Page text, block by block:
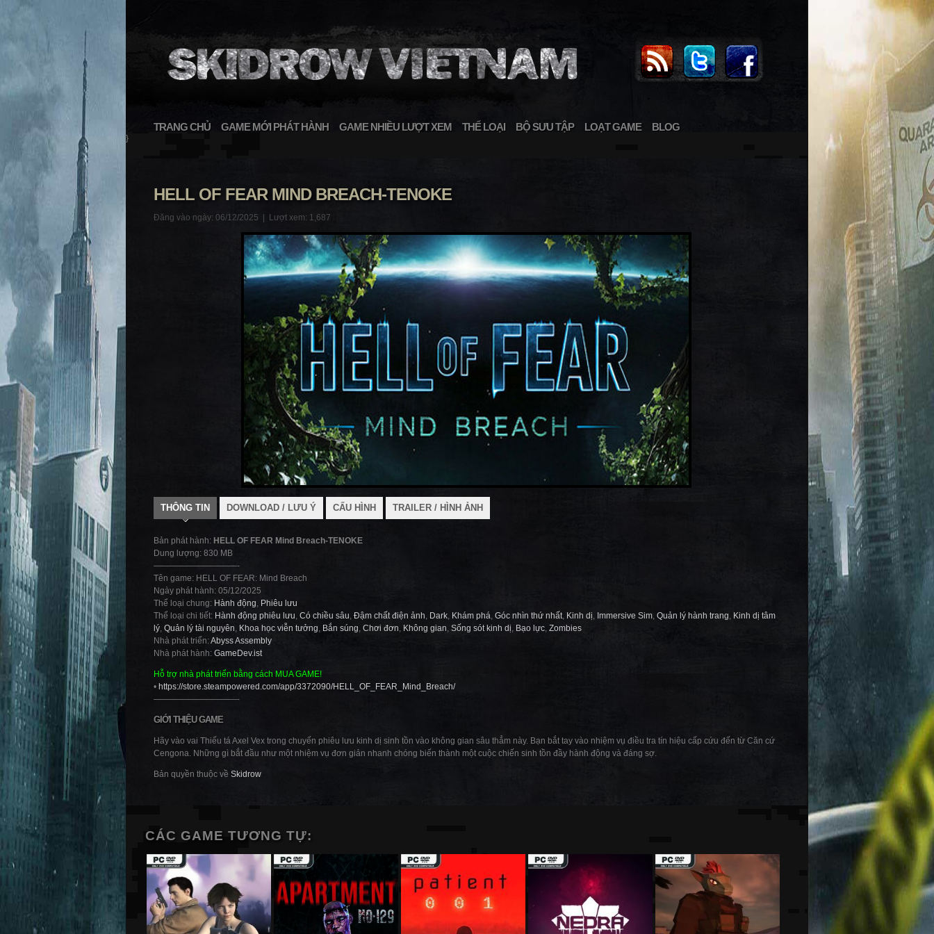
TRANG CHỦ GAME MỚI PHÁT HÀNH GAME NHIỀU LƯỢT XEM THỂ LOẠI BỘ SƯU TẬP LOẠT GAME BLOG
}
HELL OF FEAR MIND BREACH-TENOKE
Đăng vào ngày: 06/12/2025 | Lượt xem: 1,687
THÔNG TIN DOWNLOAD / LƯU Ý CẤU HÌNH TRAILER / HÌNH ẢNH
Bản phát hành: HELL OF FEAR Mind Breach-TENOKE
Dung lượng: 830 MB
——————————-
Tên game: HELL OF FEAR: Mind Breach
Ngày phát hành: 05/12/2025
Thể loại chung: Hành động, Phiêu lưu
Thể loại chi tiết: Hành động phiêu lưu, Có chiều sâu, Đậm chất điện ảnh, Dark, Khám phá, Góc nhìn thứ nhất, Kinh dị, Immersive Sim, Quản lý hành trang, Kinh dị tâm
lý, Quản lý tài nguyên, Khoa học viễn tưởng, Bắn súng, Chơi đơn, Không gian, Sống sót kinh dị, Bạo lực, Zombies
Nhà phát triển:Abyss Assembly
Nhà phát hành: GameDev.ist
Hỗ trợ nhà phát triển bằng cách MUA GAME!
• https://store.steampowered.com/app/3372090/HELL_OF_FEAR_Mind_Breach/
——————————-
GIỚI THIỆU GAME
Hãy vào vai Thiếu tá Axel Vex trong chuyến phiêu lưu kinh dị sinh tồn vào không gian sâu thẳm này. Bạn bắt tay vào nhiệm vụ điều tra tín hiệu cấp cứu đến từ Căn cứ
Cengona. Những gì bắt đầu như một nhiệm vụ đơn giản nhanh chóng biến thành một cuộc chiến sinh tồn đầy hành động và đáng sợ.
Bản quyền thuộc về Skidrow
CÁC GAME TƯƠNG TỰ: